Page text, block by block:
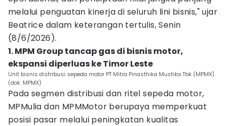
melalui penguatan kinerja di seluruh lini bisnis," ujar
Beatrice dalam keterangan tertulis, Senin
(8/6/2026).
1. MPM Group tancap gas di bisnis motor,
ekspansi diperluas ke Timor Leste
Unit bisnis distribusi sepeda motor PT Mitra Pinasthika Mustika Tbk (MPMX).
(dok. MPMX)
Pada segmen distribusi dan ritel sepeda motor,
MPMulia dan MPMMotor berupaya memperkuat
posisi pasar melalui peningkatan kualitas